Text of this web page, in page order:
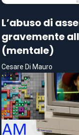
L’abuso di
gravemente
(mentale)
Cesare Di Mauro